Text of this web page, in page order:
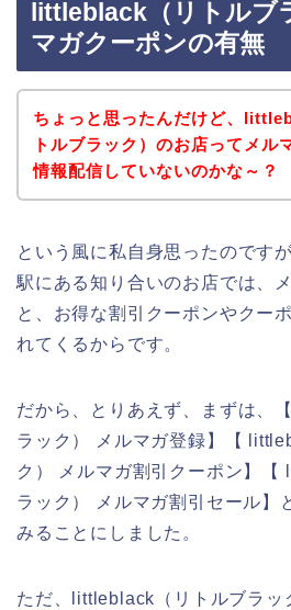
littleblack（リトルブ
マガクーポンの有無
ちょっと思ったんだけど、
トルブラック）のお店ってメル
情報配信していないのかな～？
という風に私自身思ったのです
駅にある知り合いのお店では、
と、お得な割引クーポンやクー
れてくるからです。
だから、とりあえず、まずは、
ラック） メルマガ登録】【
ク） メルマガ割引クーポン】
ラック） メルマガ割引セール】
みることにしました。
ただ、littleblack（リトルブラッ